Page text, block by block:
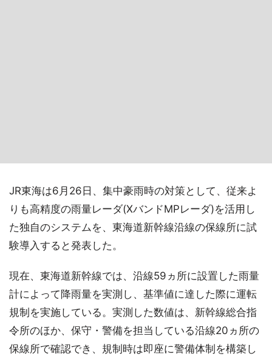
JR東海は6月26日、集中豪雨時の対策として、従来よ
りも高精度の雨量レーダ(XバンドMPレーダ)を活用し
た独自のシステムを、東海道新幹線沿線の保線所に試
験導入すると発表した。
現在、東海道新幹線では、沿線59ヵ所に設置した雨量
計によって降雨量を実測し、基準値に達した際に運転
規制を実施している。実測した数値は、新幹線総合指
令所のほか、保守・警備を担当している沿線20ヵ所の
保線所で確認でき、規制時は即座に警備体制を構築し